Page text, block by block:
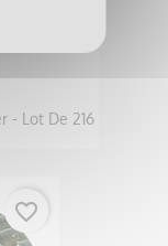
- Lot De 216
favorite_border